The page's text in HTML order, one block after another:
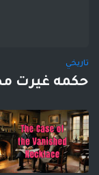
تاريخي
حكمه غيرت